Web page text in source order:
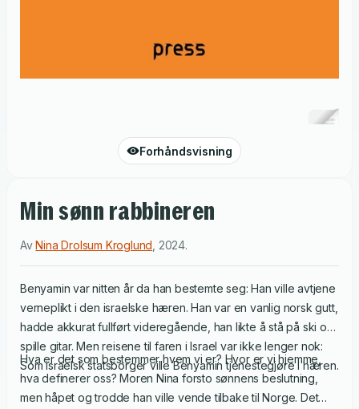
Forhåndsvisning
Min sønn rabbineren
AvNina Drolsum Kroglund 2024.
Benyamin var nitten år da han bestemte seg: Han ville avtjene
verneplikt i den israelske hæren. Han var en vanlig norsk gutt,
hadde akkurat fullført videregående, han likte å stå på ski og
spille gitar. Men reisene til faren i Israel var ikke lenger nok:
Som israelsk statsborger ville Benyamin tjenestegjøre i hæren.
Hva er det som bestemmer hvem vi er? Hvor er vi hjemme,
hva definerer oss? Moren Nina forsto sønnens beslutning,
men håpet og trodde han ville vende tilbake til Norge. Det